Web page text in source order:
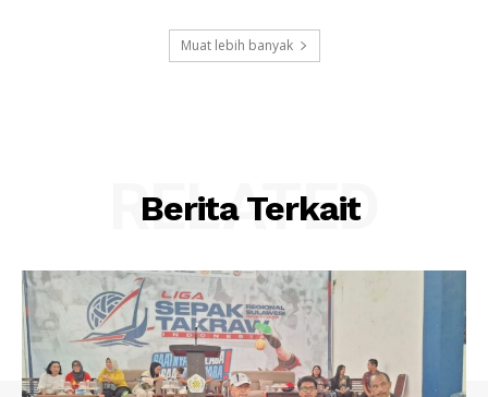
Muat lebih banyak
Berita Terkait
RELATED